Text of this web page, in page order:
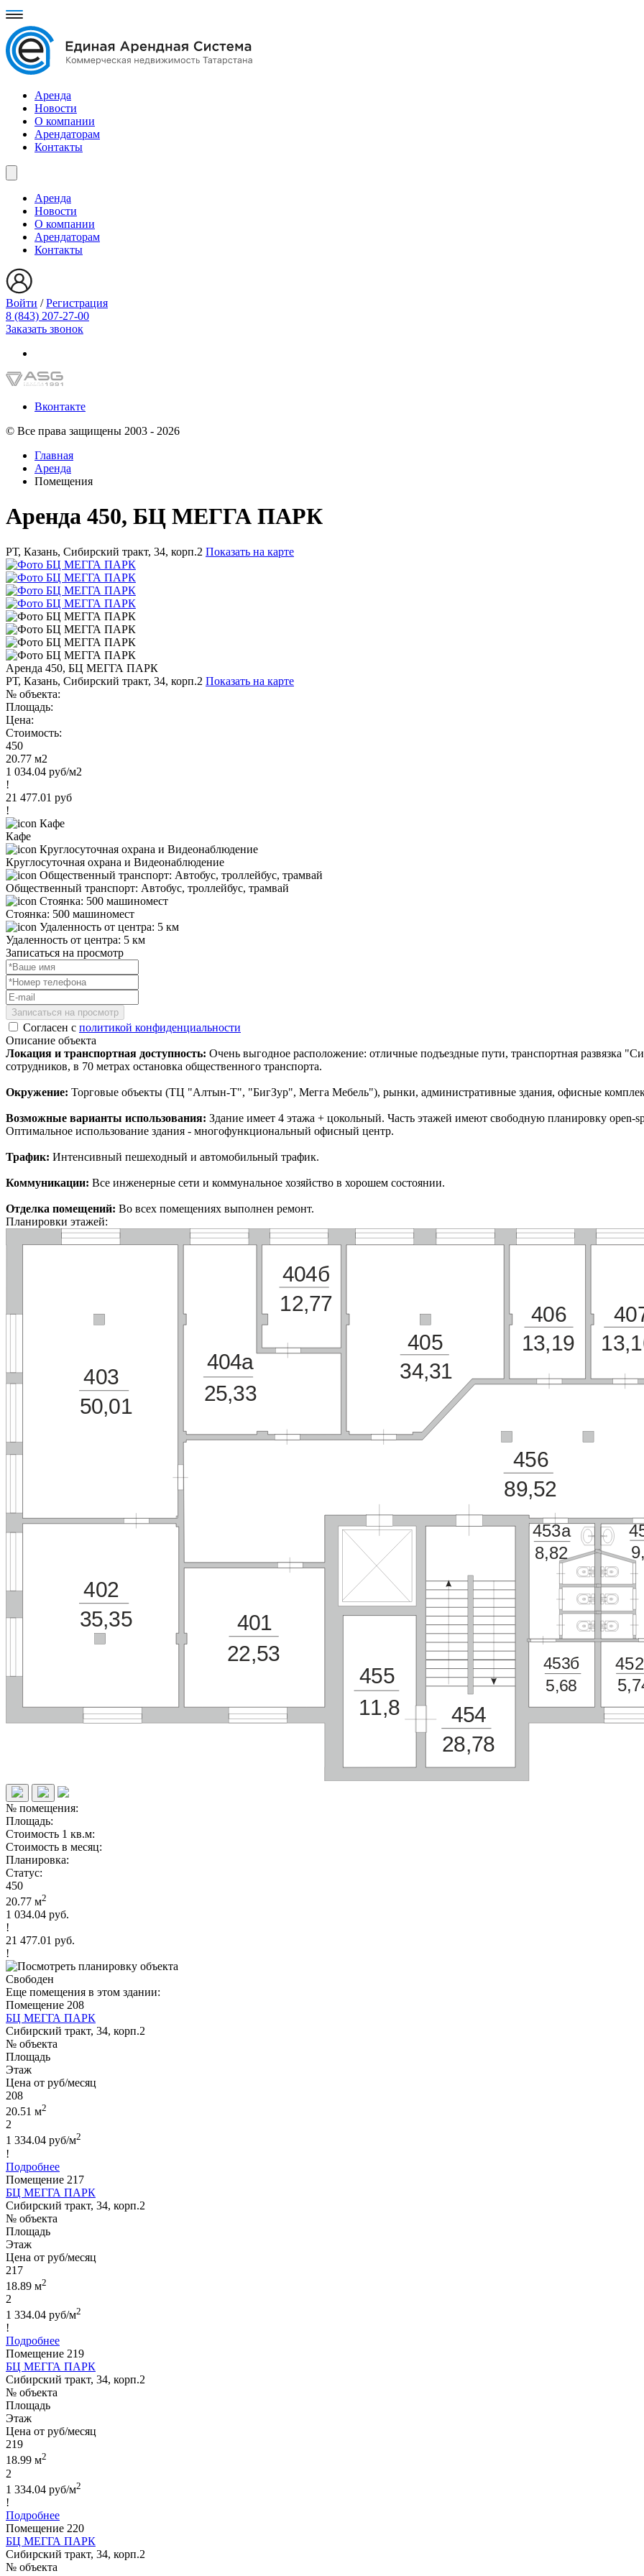
Аренда
Новости
О компании
Арендаторам
Контакты
Аренда
Новости
О компании
Арендаторам
Контакты
Войти /Регистрация
8 (843) 207-27-00
Заказать звонок
Вконтакте
© Все права защищены 2003 - 2026
Главная
Аренда
Помещения
Аренда 450, БЦ МЕГГА ПАРК
РТ, Казань, Сибирский тракт, 34, корп.2 Показать на карте
Аренда 450, БЦ МЕГГА ПАРК
РТ, Казань, Сибирский тракт, 34, корп.2 Показать на карте
№ объекта:
Площадь:
Цена:
Стоимость:
450
20.77 м2
1 034.04 руб/м2
!
21 477.01 руб
!
Кафе
Круглосуточная охрана и Видеонаблюдение
Общественный транспорт: Автобус, троллейбус, трамвай
Стоянка: 500 машиномест
Удаленность от центра: 5 км
Записаться на просмотр
Записаться на просмотр
Согласен с политикой конфиденциальности
Описание объекта
Локация и транспортная доступность: Очень выгодное расположение: отличные подъездные пути, транспортная развязка
сотрудников, в 70 метрах остановка общественного транспорта.
Окружение: Торговые объекты (ТЦ "Алтын-Т", "БигЗур", Мегга Мебель"), рынки, административные здания, офисные
Возможные варианты использования: Здание имеет 4 этажа + цокольный. Часть этажей имеют свободную планировку open-
Оптимальное использование здания - многофункциональный офисный центр.
Трафик: Интенсивный пешеходный и автомобильный трафик.
Коммуникации: Все инженерные сети и коммунальное хозяйство в хорошем состоянии.
Отделка помещений: Во всех помещениях выполнен ремонт.
Планировки этажей:
11,8
401
402
403
404б
404а
405
406
456
454
455
453а
453б
8,82
5,68
34,31
13,19
22,53
35,35
50,01
12,77
25,33
89,52
28,78
№ помещения:
Площадь:
Стоимость 1 кв.м:
Стоимость в месяц:
Планировка:
Статус:
450
20.77 м2
1 034.04 руб.
!
21 477.01 руб.
!
Свободен
Еще помещения в этом здании:
Помещение 208
БЦ МЕГГА ПАРК
Сибирский тракт, 34, корп.2
№ объекта
Площадь
Этаж
Цена от руб/месяц
208
20.51 м2
2
1 334.04 руб/м2
!
Подробнее
Помещение 217
БЦ МЕГГА ПАРК
Сибирский тракт, 34, корп.2
№ объекта
Площадь
Этаж
Цена от руб/месяц
217
18.89 м2
2
1 334.04 руб/м2
!
Подробнее
Помещение 219
БЦ МЕГГА ПАРК
Сибирский тракт, 34, корп.2
№ объекта
Площадь
Этаж
Цена от руб/месяц
219
18.99 м2
2
1 334.04 руб/м2
!
Подробнее
Помещение 220
БЦ МЕГГА ПАРК
Сибирский тракт, 34, корп.2
№ объекта